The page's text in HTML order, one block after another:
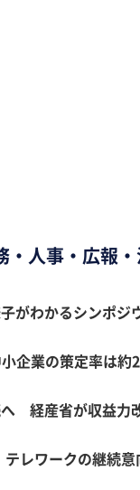
人事・広報・
がわかるシンポ
業の策定率は約
経産省が収益力
レワークの継続